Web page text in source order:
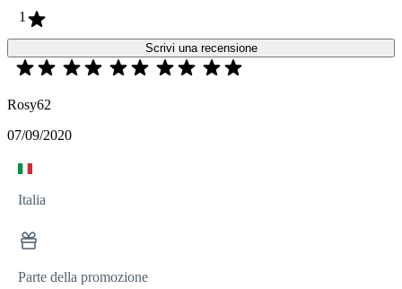
1
Scrivi una recensione
Rosy62
07/09/2020
Italia
Parte della promozione